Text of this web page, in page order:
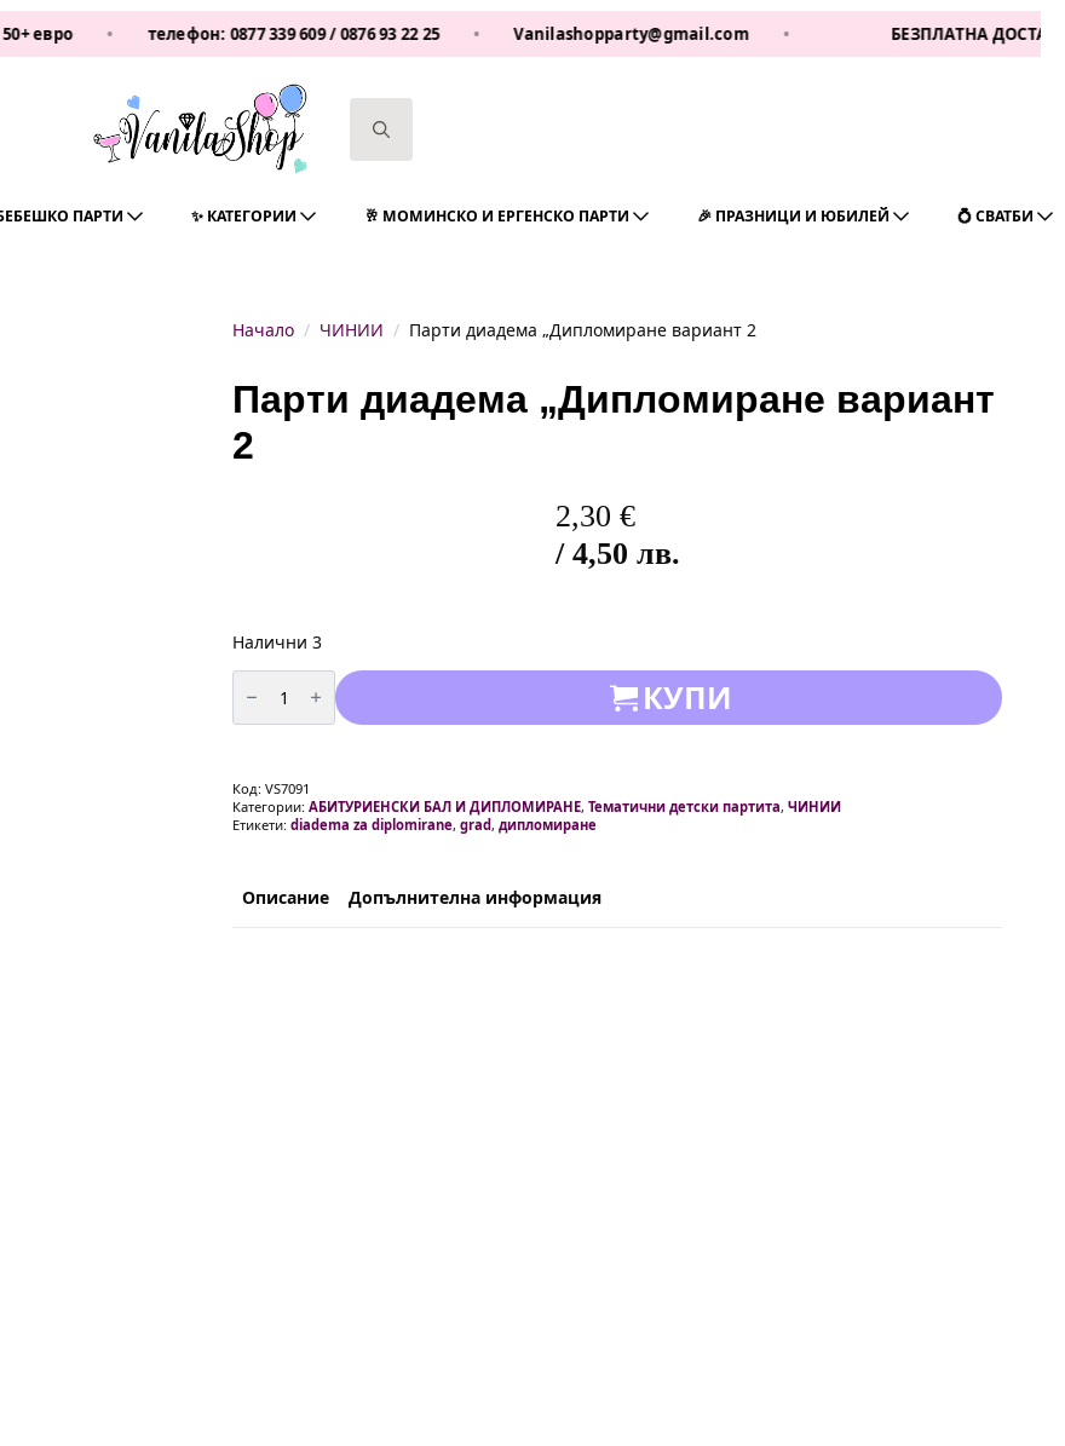
• телефон:0877 339 609/0876 93 22 25 • Vanilashopparty@gmail.com • БЕЗПЛАТНА ДОСТАВКА ЗА 1
ПАРТИ ✨ КАТЕГОРИИ 🥂 МОМИНСКО И ЕРГЕНСКО ПАРТИ 🎉 ПРАЗНИЦИ И ЮБИЛЕЙ 💍 СВАТБИ
Начало ЧИНИИ Парти диадема „Дипломиране вариант 2
Парти диадема „Дипломиране вариант
2
2,30 €
/ 4,50 лв.
Налични 3
количество
за
Парти
диадема
2
КУПИ
Код: VS7091
Категории: АБИТУРИЕНСКИ БАЛ И ДИПЛОМИРАНЕ, Тематични детски партита, ЧИНИИ
Етикети: diadema za diplomirane, grad, дипломиране
Описание Допълнителна информация